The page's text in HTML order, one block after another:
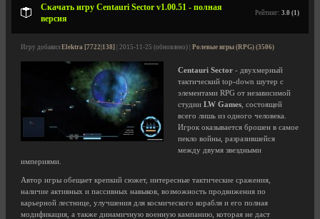
Скачать игру Centauri Sector v1.00.51 - полная
версия
Рейтинг: 3.0 (1)
Игру добавил Elektra [7722|138] | 2015-11-25 (обновлено) | Ролевые игры (RPG) (3506)
Centauri Sector - двухмерный
тактический top-down шутер с
элементами RPG от независимой
студии LW Games , состоящей
всего лишь из одного человека.
Игрок оказывается брошен в самое
пекло войны, разразившейся
между двумя звездными
империями.
Автор игры обещает крепкий сюжет, интересные тактические сражения,
наличие активных и пассивных навыков, возможность продвижения по
карьерной лестнице, улучшения для космического корабля и его полная
модификация, а также динамичную военную кампанию, которая не даст